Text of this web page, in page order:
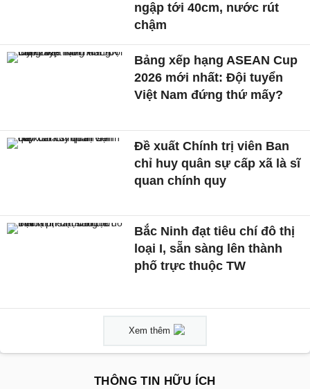
ngập tới 40cm, nước rút
chậm
Bảng xếp hạng ASEAN Cup
2026 mới nhất: Đội tuyển
Việt Nam đứng thứ mấy?
Đề xuất Chính trị viên Ban
chỉ huy quân sự cấp xã là sĩ
quan chính quy
Bắc Ninh đạt tiêu chí đô thị
loại I, sẵn sàng lên thành
phố trực thuộc TW
Xem thêm
THÔNG TIN HỮU ÍCH